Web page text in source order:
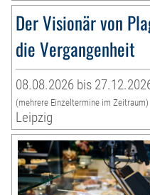
Der Visionär von
die Vergangenheit
08.08.2026 bis
(mehrere Einzeltermine im Zeitraum)
Leipzig